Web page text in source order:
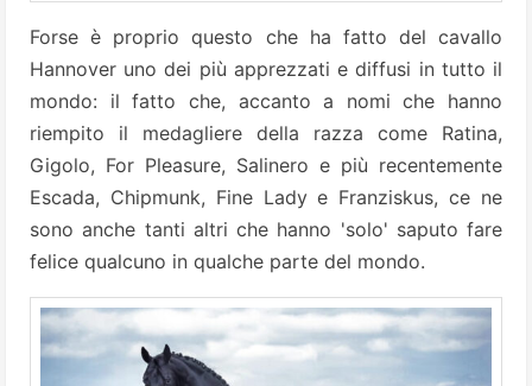
Forse è proprio questo che ha fatto del cavallo
Hannover uno dei più apprezzati e diffusi in tutto il
mondo: il fatto che, accanto a nomi che hanno
riempito il medagliere della razza come Ratina,
Gigolo, For Pleasure, Salinero e più recentemente
Escada, Chipmunk, Fine Lady e Franziskus, ce ne
sono anche tanti altri che hanno 'solo' saputo fare
felice qualcuno in qualche parte del mondo.